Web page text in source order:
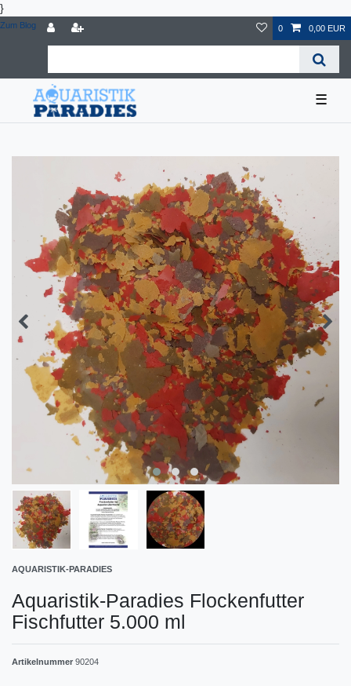
}
Zum Blog 0 0,00 EUR
☰
AQUARISTIK-PARADIES
Aquaristik-Paradies Flockenfutter
Fischfutter 5.000 ml
Artikelnummer 90204